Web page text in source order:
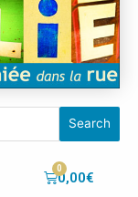
Search
0,00€